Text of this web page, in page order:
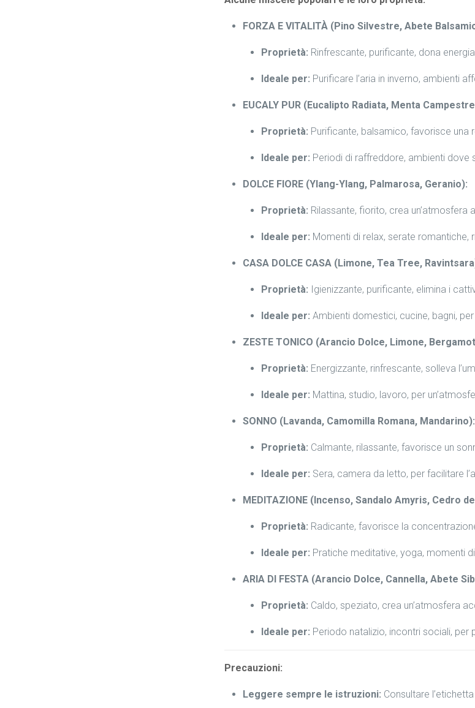
FORZA E VITALITÀ (Pino Silvestre, Abete
Proprietà: Rinfrescante, purificante, dona
Ideale per: Purificare l’aria in inverno, ambienti
EUCALY PUR (Eucalipto Radiata, Menta
Proprietà: Purificante, balsamico, favorisce una
Ideale per: Periodi di raffreddore, ambienti dove
DOLCE FIORE (Ylang-Ylang, Palmarosa, Geranio):
Proprietà: Rilassante, fiorito, crea un’atmosfera
Ideale per: Momenti di relax, serate romantiche,
CASA DOLCE CASA (Limone, Tea Tree,
Proprietà: Igienizzante, purificante, elimina i
Ideale per: Ambienti domestici, cucine, bagni, per
ZESTE TONICO (Arancio Dolce, Limone,
Proprietà: Energizzante, rinfrescante, solleva
Ideale per: Mattina, studio, lavoro, per
SONNO (Lavanda, Camomilla Romana, Mandarino):
Proprietà: Calmante, rilassante, favorisce un
Ideale per: Sera, camera da letto, per facilitare
MEDITAZIONE (Incenso, Sandalo Amyris, Cedro
Proprietà: Radicante, favorisce la
Ideale per: Pratiche meditative, yoga, momenti
ARIA DI FESTA (Arancio Dolce, Cannella, Abete
Proprietà: Caldo, speziato, crea un’atmosfera
Ideale per: Periodo natalizio, incontri sociali, per
Precauzioni:
Leggere sempre le istruzioni: Consultare